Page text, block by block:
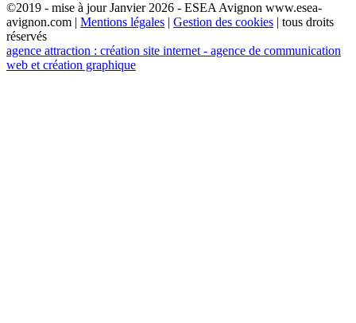
©2019 - mise à jour Janvier 2026 - ESEA Avignon www.esea-
avignon.com | Mentions légales | Gestion des cookies | tous droits
réservés
agence attraction : création site internet - agence de communication
web et création graphique